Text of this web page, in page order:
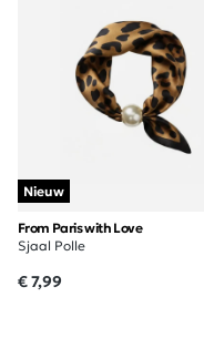
Nieuw
From Paris with Love
Sjaal Polle
€ 7,99